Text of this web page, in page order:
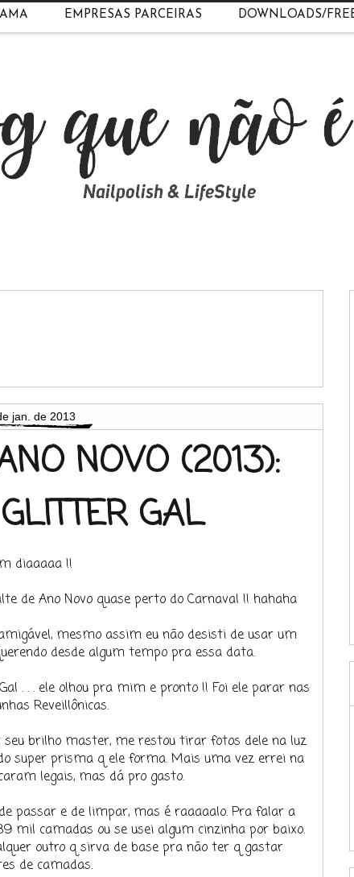
EMPRESAS PARCEIRAS DOWNLOADS/
jan. de 2013
NOVO (2013):
GAL
diaaaaa !!
de Ano Novo quase perto do Carnaval !! hahaha
mesmo assim eu não desisti de usar um
desde algum tempo pra essa data.
. . . ele olhou pra mim e pronto !! Foi ele parar nas
Reveillônicas.
brilho master, me restou tirar fotos dele na luz
super prisma q ele forma. Mais uma vez errei na
legais, mas dá pro gasto.
passar e de limpar, mas é raaaaalo. Pra falar a
mil camadas ou se usei algum cinzinha por baixo.
outro q sirva de base pra não ter q gastar
de camadas.